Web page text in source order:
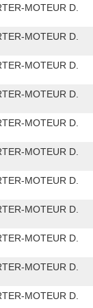
MOTEUR D.
MOTEUR D.
MOTEUR D.
MOTEUR D.
MOTEUR D.
MOTEUR D.
MOTEUR D.
MOTEUR D.
MOTEUR D.
MOTEUR D.
MOTEUR D.